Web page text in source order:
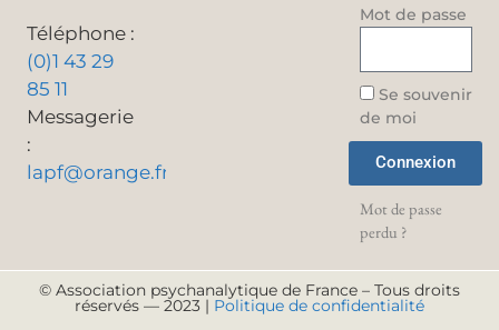
Téléphone :
(0)1 43 29
85 11
Messagerie
:
lapf@orange.fr
Mot de passe
Se souvenir
de moi
Connexion
Mot de passe
perdu ?
© Association psychanalytique de France – Tous droits
réservés — 2023 | Politique de confidentialité